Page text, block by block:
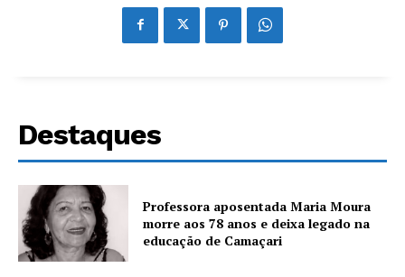
Destaques
Professora aposentada Maria Moura
morre aos 78 anos e deixa legado na
educação de Camaçari